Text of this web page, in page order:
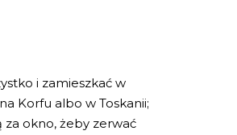
i zamieszkać w
Korfu albo w Toskanii;
za okno, żeby zerwać